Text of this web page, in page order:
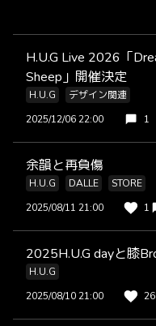
H.U.G Live 2026「
Sheep」開催決定
H.U.G
デザイン関連
2025/12/06 22:00
1
余韻と再負傷
H.U.G DALLE
STORE
2025/08/11 21:00
1
2025H.U.G dayと膝
H.U.G
2025/08/10 21:00
26